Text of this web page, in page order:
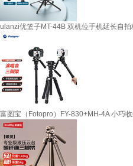
ulanzi优篮子MT-44B 双机位手机延长自
富图宝（Fotopro）FY-830+MH-4A 小巧